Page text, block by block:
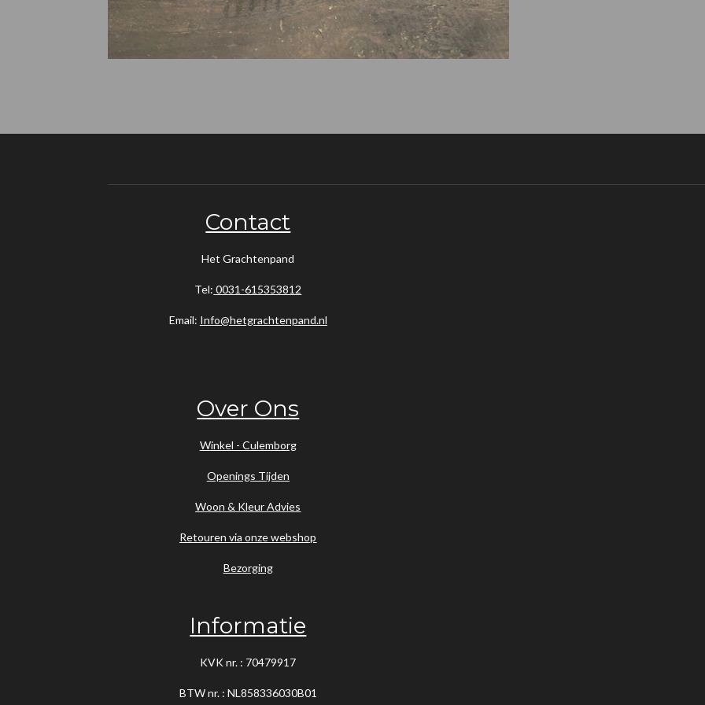
Contact
Het Grachtenpand
Tel: 0031-615353812
Email: Info@hetgrachtenpand.nl
Over Ons
Winkel - Culemborg
Openings Tijden
Woon & Kleur Advies
Retouren via onze webshop
Bezorging
Informatie
KVK nr. : 70479917
BTW nr. : NL858336030B01